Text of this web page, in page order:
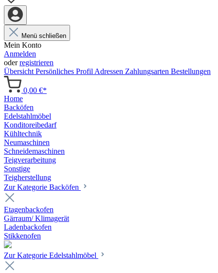
Menü schließen
Mein Konto
Anmelden
oderregistrieren
Übersicht Persönliches Profil Adressen Zahlungsarten Bestellungen
0,00 €*
Home
Backöfen
Edelstahlmöbel
Konditoreibedarf
Kühltechnik
Neumaschinen
Schneidemaschinen
Teigverarbeitung
Sonstige
Teigherstellung
Zur Kategorie Backöfen
Etagenbackofen
Gärraum/ Klimagerät
Ladenbackofen
Stikkenofen
Zur Kategorie Edelstahlmöbel